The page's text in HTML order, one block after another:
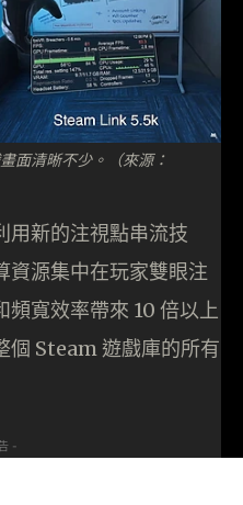
面清晰不少。（來源：
用新的注視點串流技
資源集中在玩家雙眼注
頻寬效率帶來 10 倍以上
個 Steam 遊戲庫的所有
-